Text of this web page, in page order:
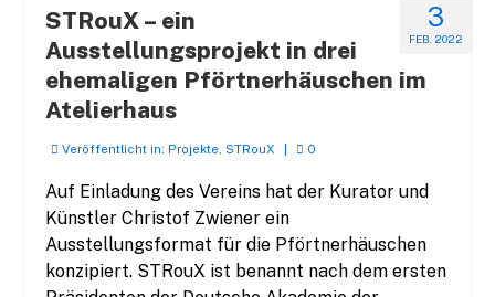
3
FEB. 2022
STRouX – ein
Ausstellungsprojekt in drei
ehemaligen Pförtnerhäuschen im
Atelierhaus
Veröffentlicht in: Projekte STRouX 0
Auf Einladung des Vereins hat der Kurator und
Künstler Christof Zwiener ein
Ausstellungsformat für die Pförtnerhäuschen
konzipiert. STRouX ist benannt nach dem ersten